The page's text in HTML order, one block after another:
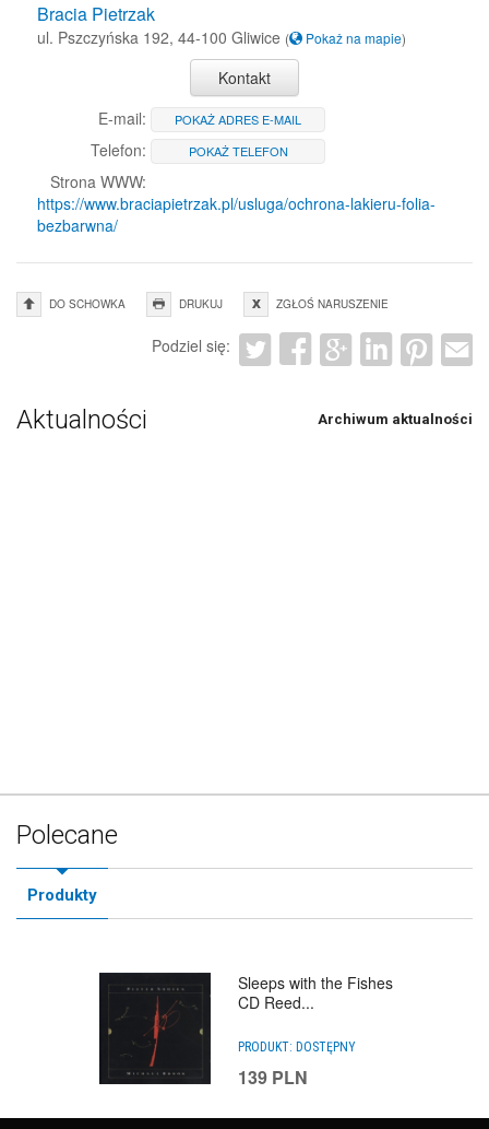
Bracia Pietrzak
ul. Pszczyńska 192, 44-100 Gliwice ( Pokaż na mapie)
Kontakt
E-mail:
POKAŻ ADRES E-MAIL
Telefon: POKAŻ TELEFON
Strona WWW:
https://www.braciapietrzak.pl/usluga/ochrona-lakieru-folia-
bezbarwna/
DO SCHOWKA DRUKUJ ZGŁOŚ NARUSZENIE
Podziel się:
Aktualności Archiwum aktualności
Polecane
Produkty
Sleeps with the Fishes
CD Reed...
PRODUKT: DOSTĘPNY
139 PLN